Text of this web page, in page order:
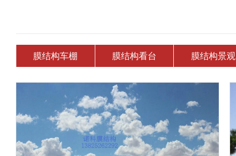
膜结构车棚 膜结构看台 膜结构景观